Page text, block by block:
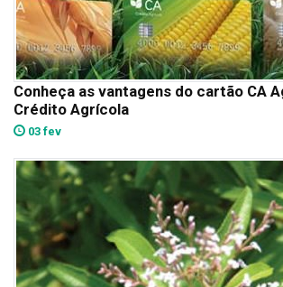
Conheça as vantagens do cartão CA
Crédito Agrícola
03 fev